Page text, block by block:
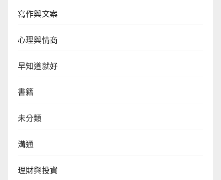
寫作與文案
心理與情商
早知道就好
書籍
未分類
溝通
理財與投資